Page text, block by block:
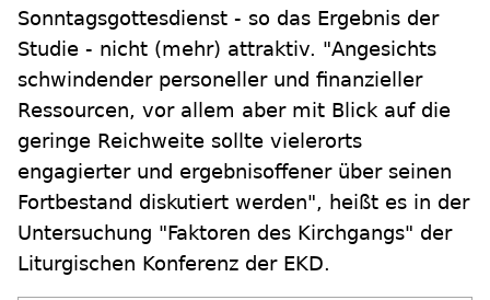
Sonntagsgottesdienst - so das Ergebnis der
Studie - nicht (mehr) attraktiv. "Angesichts
schwindender personeller und finanzieller
Ressourcen, vor allem aber mit Blick auf die
geringe Reichweite sollte vielerorts
engagierter und ergebnisoffener über seinen
Fortbestand diskutiert werden", heißt es in der
Untersuchung "Faktoren des Kirchgangs" der
Liturgischen Konferenz der EKD.